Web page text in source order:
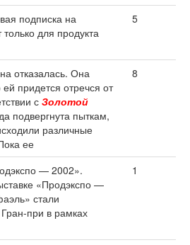
подписка на
для продукта
5
отказалась. Она
придется отречся от
с Золотой
подвергнута пыткам,
различные
ее
8
— 2002».
«Продэкспо —
стали
при в рамках
1